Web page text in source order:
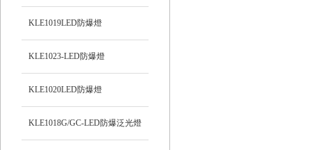
KLE1019LED防爆燈
KLE1023-LED防爆燈
KLE1020LED防爆燈
KLE1018G/GC-LED防爆泛光燈